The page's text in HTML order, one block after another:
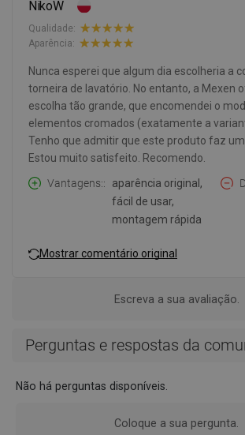
NikoW
Qualidade:
Aparência:
Nunca esperei que algum dia escolheria a
torneira de lavatório. No entanto, a Mexen
escolha tão grande, que encomendei o
elementos cromados (exatamente a
Tenho que admitir que este produto faz
Estou muito satisfeito. Recomendo.
Vantagens:
aparência original,
fácil de usar,
montagem rápida
Mostrar comentário original
Escreva a sua avaliação.
Perguntas e respostas da
Não há perguntas disponíveis.
Coloque a sua pergunta.